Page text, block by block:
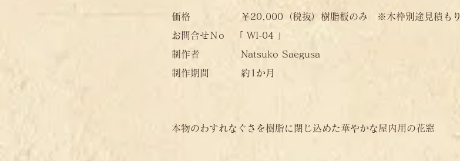
価格 ￥20,000（税抜）樹脂板のみ ※木枠別途見積もり
​お問合せＮo 「 WI-04 」
​制作者 Natsuko Saegusa
​制作期間 約1か月​
本物のわすれなぐさを樹脂に閉じ込めた華やかな屋内用の花窓